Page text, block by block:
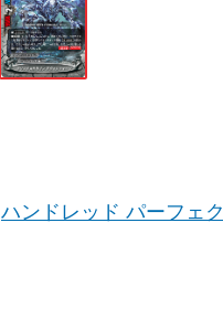
ハンドレッド パーフェ